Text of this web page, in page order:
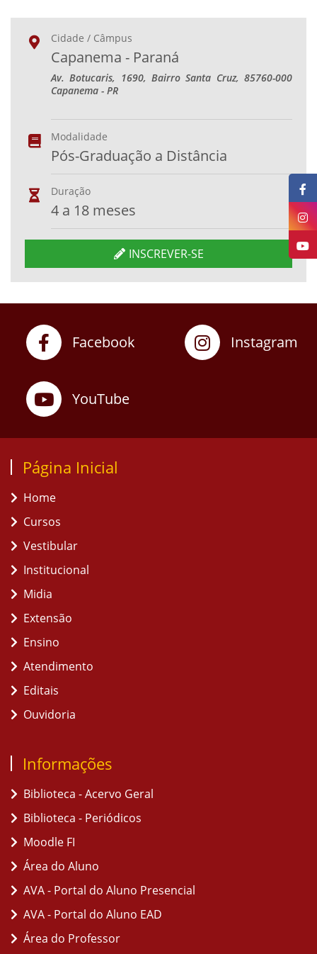
Cidade / Câmpus
Capanema - Paraná
Av. Botucaris, 1690, Bairro Santa Cruz, 85760-000
Capanema - PR
Modalidade
Pós-Graduação a Distância
Duração
4 a 18 meses
INSCREVER-SE
Facebook Instagram
YouTube
Página Inicial
Home
Cursos
Vestibular
Institucional
Midia
Extensão
Ensino
Atendimento
Editais
Ouvidoria
Informações
Biblioteca - Acervo Geral
Biblioteca - Periódicos
Moodle FI
Área do Aluno
AVA - Portal do Aluno Presencial
AVA - Portal do Aluno EAD
Área do Professor